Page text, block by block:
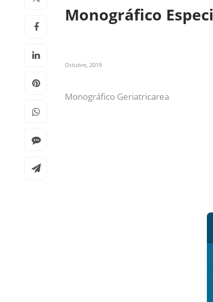
Monográfico
Octubre, 2019
Monográfico Geriatricarea